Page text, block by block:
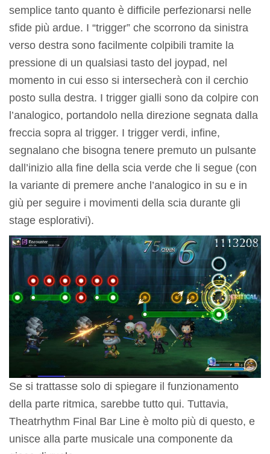
semplice tanto quanto è difficile perfezionarsi nelle
sfide più ardue. I “trigger” che scorrono da sinistra
verso destra sono facilmente colpibili tramite la
pressione di un qualsiasi tasto del joypad, nel
momento in cui esso si intersecherà con il cerchio
posto sulla destra. I trigger gialli sono da colpire con
l’analogico, portandolo nella direzione segnata dalla
freccia sopra al trigger. I trigger verdi, infine,
segnalano che bisogna tenere premuto un pulsante
dall’inizio alla fine della scia verde che li segue (con
la variante di premere anche l’analogico in su e in
giù per seguire i movimenti della scia durante gli
stage esplorativi).
Se si trattasse solo di spiegare il funzionamento
della parte ritmica, sarebbe tutto qui. Tuttavia,
Theatrhythm Final Bar Line è molto più di questo, e
unisce alla parte musicale una componente da